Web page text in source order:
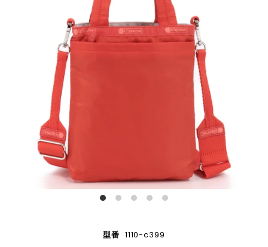
型番 1110-c399